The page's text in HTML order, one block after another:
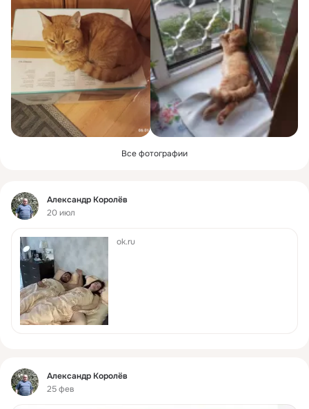
Все фотографии
Фид
Александр Королёв
20 июл
ok.ru
Фид
Александр Королёв
25 фев